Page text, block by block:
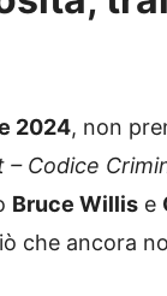
2024, non
– Codice
Bruce Willis e
che ancora